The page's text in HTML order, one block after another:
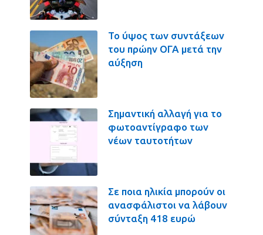
Το ύψος των συντάξεων
του πρώην ΟΓΑ μετά την
αύξηση
Σημαντική αλλαγή για το
φωτοαντίγραφο των
νέων ταυτοτήτων
Σε ποια ηλικία μπορούν οι
ανασφάλιστοι να λάβουν
σύνταξη 418 ευρώ